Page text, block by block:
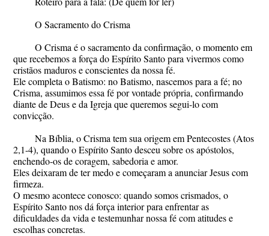
O Sacramento do Crisma
O Crisma é o sacramento da confirmação, o momento em
que recebemos a força do Espírito Santo para vivermos como
cristãos maduros e conscientes da nossa fé.
Ele completa o Batismo: no Batismo, nascemos para a fé; no
Crisma, assumimos essa fé por vontade própria, confirmando
diante de Deus e da Igreja que queremos segui-lo com
convicção.
Na Bíblia, o Crisma tem sua origem em Pentecostes (Atos
2,1-4), quando o Espírito Santo desceu sobre os apóstolos,
enchendo-os de coragem, sabedoria e amor.
Eles deixaram de ter medo e começaram a anunciar Jesus com
firmeza.
O mesmo acontece conosco: quando somos crismados, o
Espírito Santo nos dá força interior para enfrentar as
dificuldades da vida e testemunhar nossa fé com atitudes e
escolhas concretas.